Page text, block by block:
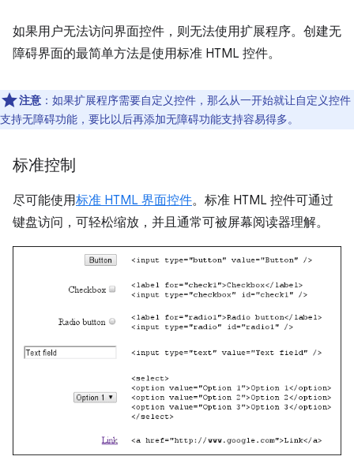
如果用户无法访问界面控件，则无法使用扩展程序。创建无
障碍界面的最简单方法是使用标准 HTML 控件。
注意 ：如果扩展程序需要自定义控件，那么从一开始就让自定义控件
支持无障碍功能，要比以后再添加无障碍功能支持容易得多。
标准控制
尽可能使用标准 HTML 界面控件。标准 HTML 控件可通过
键盘访问，可轻松缩放，并且通常可被屏幕阅读器理解。